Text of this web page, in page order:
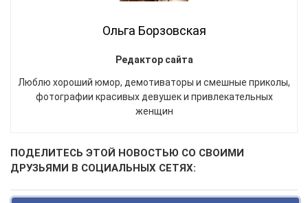
Ольга Борзовская
Редактор сайта
Люблю хороший юмор, демотиваторы и смешные приколы,
фотографии красивых девушек и привлекательных
женщин
ПОДЕЛИТЕСЬ ЭТОЙ НОВОСТЬЮ СО СВОИМИ
ДРУЗЬЯМИ В СОЦИАЛЬНЫХ СЕТЯХ: